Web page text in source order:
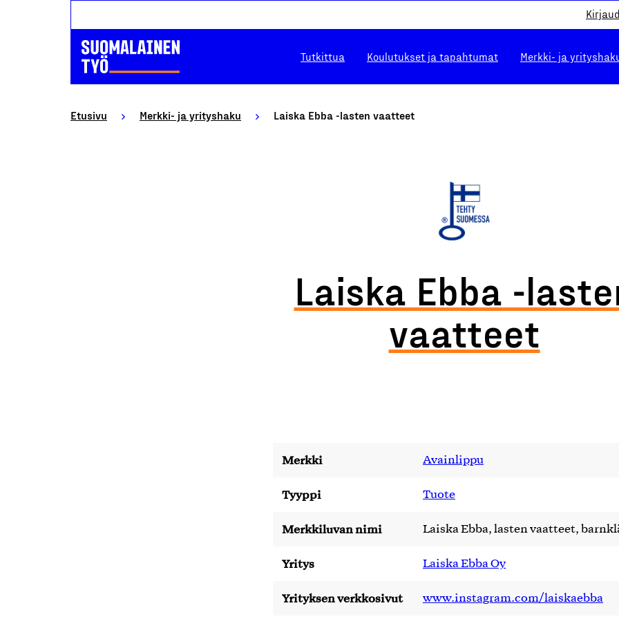
Tutkittua Koulutukset ja tapahtumat Merkki- ja
Etusivu Merkki- ja yrityshaku Laiska Ebba -lasten vaatteet
Laiska Ebba -
vaatteet
Merkki Avainlippu
Tyyppi Tuote
Merkkiluvan nimi Laiska Ebba, lasten vaatteet,
Yritys Laiska Ebba Oy
Yrityksen verkkosivut www.instagram.com/laiskaebba